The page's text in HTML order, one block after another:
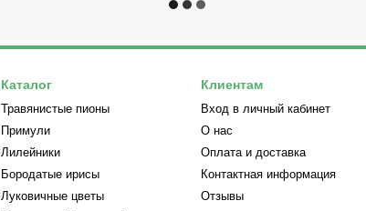
Каталог
Травянистые пионы
Примули
Лилейники
Бородатые ирисы
Луковичные цветы
Клиентам
Вход в личный кабинет
О нас
Оплата и доставка
Контактная информация
Отзывы